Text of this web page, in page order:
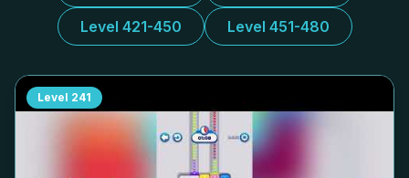
Level 421-450 Level 451-480
Level 241